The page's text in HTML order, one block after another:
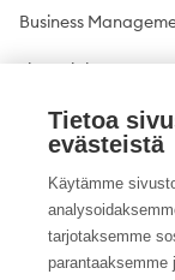
Business
Financial
Plant production
Climate solutions
Tietoa
evästeistä
Käytämme
tarjotaksemme
parantaaksemme